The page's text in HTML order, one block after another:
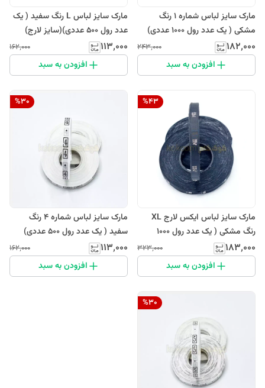
مارک سایز لباس شماره 1 رنگ
مشکی ( یک عدد رول 1000 عددی)
۱۸۲٬۰۰۰ ۲۴۳٬۰۰۰
افزودن به سبد
مارک سایز لباس L رنگ سفید ( یک
عدد رول 500 عددی)(سایز لارج)
۱۱۳٬۰۰۰ ۱۶۲٬۰۰۰
افزودن به سبد
%43
مارک سایز لباس ایکس لارج XL
رنگ مشکی ( یک عدد رول 1000
عددی)
۱۸۳٬۰۰۰ ۳۲۳٬۰۰۰
افزودن به سبد
%30
مارک سایز لباس شماره 4 رنگ
سفید ( یک عدد رول 500 عددی)
۱۱۳٬۰۰۰ ۱۶۲٬۰۰۰
افزودن به سبد
%30